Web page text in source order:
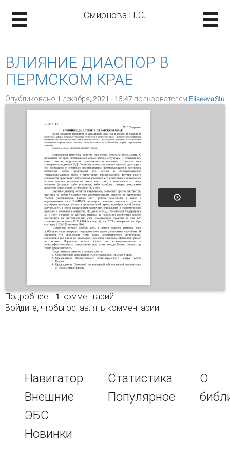
Смирнова П.С.
ВЛИЯНИЕ ДИАСПОР В
ПЕРМСКОМ КРАЕ
Опубликовано 1 декабря, 2021 - 15:47 пользователем EliseevaSIu
Подробнее о ВЛИЯНИЕ ДИАСПОР В ПЕРМСКОМ КРАЕ
1 комментарий
Войдите, чтобы оставлять комментарии
Навигатор
Внешние
ЭБС
Новинки
Статистика
Популярное
О